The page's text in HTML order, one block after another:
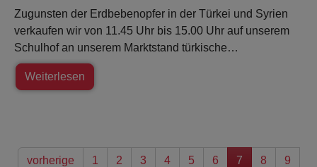
Zugunsten der Erdbebenopfer in der Türkei und Syrien
verkaufen wir von 11.45 Uhr bis 15.00 Uhr auf unserem
Schulhof an unserem Marktstand türkische…
Weiterlesen
vorherige 1 2 3 4 5 6 7 8 9